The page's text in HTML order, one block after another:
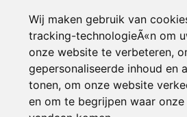
Wij maken gebruik van
tracking-technologieÃ«n om
onze website te verbeteren,
gepersonaliseerde inhoud en
tonen, om onze website
en om te begrijpen waar
Inloggen